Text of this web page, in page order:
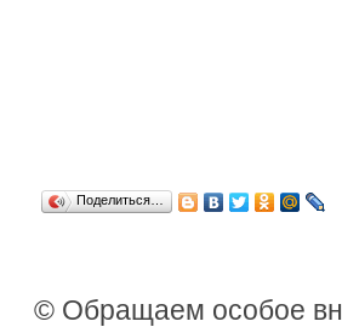
Поделиться…
© Обращаем особое